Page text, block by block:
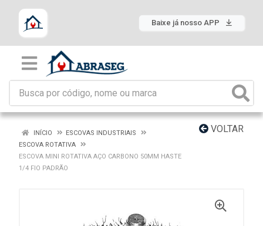
Baixe já nosso APP
VOLTAR
INÍCIO
ESCOVAS INDUSTRIAIS
ESCOVA ROTATIVA
ESCOVA MINI ROTATIVA AÇO CARBONO 50MM HASTE
1/4 FIO PADRÃO